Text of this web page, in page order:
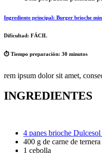
Ingrediente principal: Burger brioche
Dificultad: FÁCIL
⏱️ Tiempo preparación: 30 minutos
rem ipsum dolor sit amet,
INGREDIENTES
4 panes brioche
400 g de carne de ternera
1 cebolla